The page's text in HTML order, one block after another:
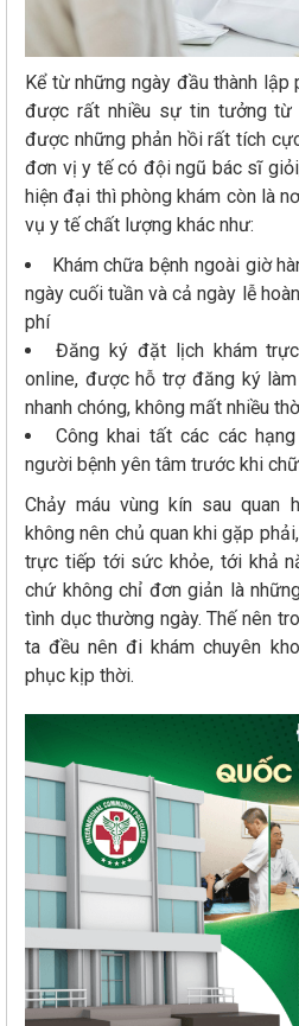
Kể từ những ngày đầu thành lập
được rất nhiều sự tin tưởng từ
được những phản hồi rất tích
đơn vị y tế có đội ngũ bác sĩ
hiện đại thì phòng khám còn là
vụ y tế chất lượng khác như:
Khám chữa bệnh ngoài giờ
ngày cuối tuần và cả ngày lễ
phí
Đăng ký đặt lịch khám
online, được hỗ trợ đăng ký
nhanh chóng, không mất nhiều
Công khai tất các các
người bệnh yên tâm trước khi
Chảy máu vùng kín sau quan
không nên chủ quan khi gặp
trực tiếp tới sức khỏe, tới khả
chứ không chỉ đơn giản là
tình dục thường ngày. Thế nên
ta đều nên đi khám chuyên
phục kịp thời.